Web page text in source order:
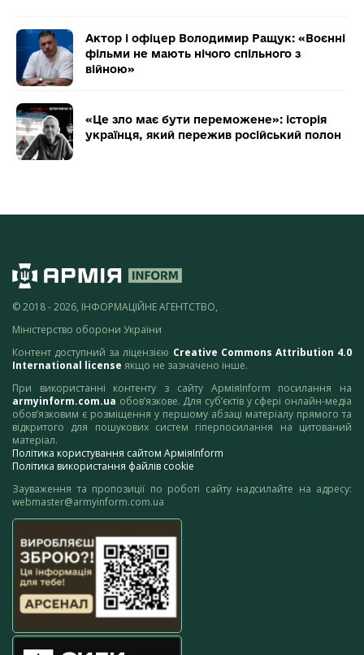
Актор і офіцер Володимир Ращук: «Воєнні
фільми не мають нічого спільного з
війною»
«Це зло має бути переможене»: історія
українця, який пережив російський полон
© 2018 - 2026, ІНФОРМАЦІЙНЕ АГЕНТСТВО,
Міністерство оборони України
Контент доступний за ліцензією Creative Commons Attribution 4.0
International license якщо не зазначено інше.
При використанні контенту з сайту АрміяInform посилання на
armyinform.com.ua обов’язкове. Для суб’єктів у сфері онлайн-медіа
обов’язковим є розміщення у першому абзаці матеріалу прямого та
відкритого для пошукових систем гіперпосилання на цитований
матеріал.
Політика користування сайтом АрміяInform
Політика використання файлів cookie
Зауваження та пропозиції по роботі сайту надсилайте на адресу:
webmaster@armyinform.com.ua